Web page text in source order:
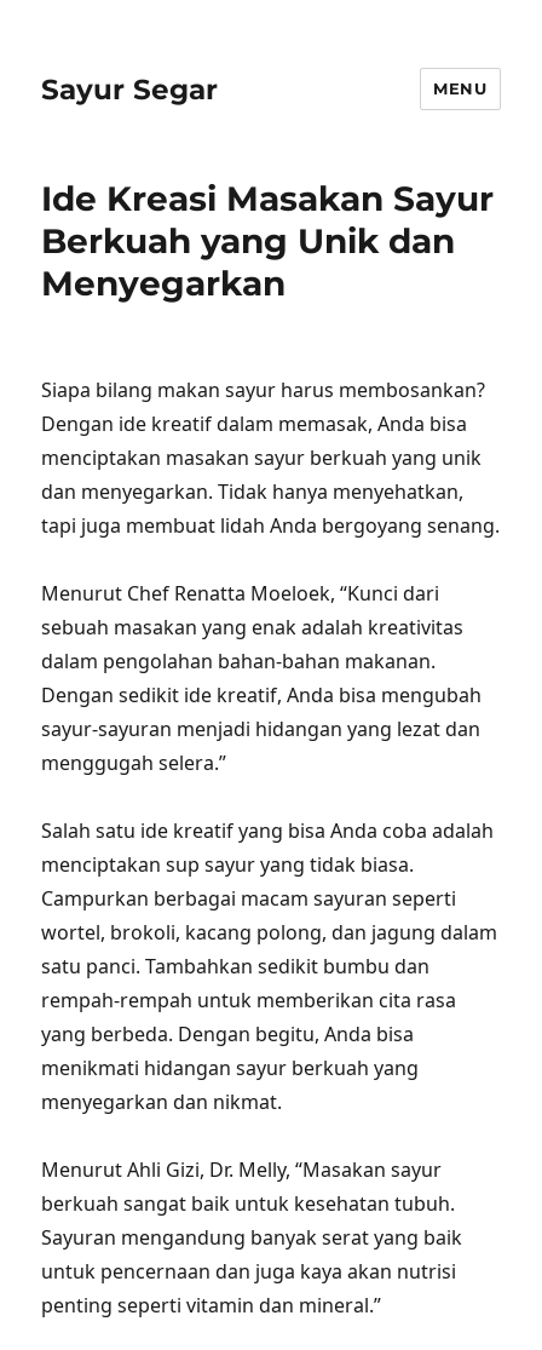
Sayur Segar MENU
Ide Kreasi Masakan Sayur
Berkuah yang Unik dan
Menyegarkan
Siapa bilang makan sayur harus membosankan?
Dengan ide kreatif dalam memasak, Anda bisa
menciptakan masakan sayur berkuah yang unik
dan menyegarkan. Tidak hanya menyehatkan,
tapi juga membuat lidah Anda bergoyang senang.
Menurut Chef Renatta Moeloek, “Kunci dari
sebuah masakan yang enak adalah kreativitas
dalam pengolahan bahan-bahan makanan.
Dengan sedikit ide kreatif, Anda bisa mengubah
sayur-sayuran menjadi hidangan yang lezat dan
menggugah selera.”
Salah satu ide kreatif yang bisa Anda coba adalah
menciptakan sup sayur yang tidak biasa.
Campurkan berbagai macam sayuran seperti
wortel, brokoli, kacang polong, dan jagung dalam
satu panci. Tambahkan sedikit bumbu dan
rempah-rempah untuk memberikan cita rasa
yang berbeda. Dengan begitu, Anda bisa
menikmati hidangan sayur berkuah yang
menyegarkan dan nikmat.
Menurut Ahli Gizi, Dr. Melly, “Masakan sayur
berkuah sangat baik untuk kesehatan tubuh.
Sayuran mengandung banyak serat yang baik
untuk pencernaan dan juga kaya akan nutrisi
penting seperti vitamin dan mineral.”